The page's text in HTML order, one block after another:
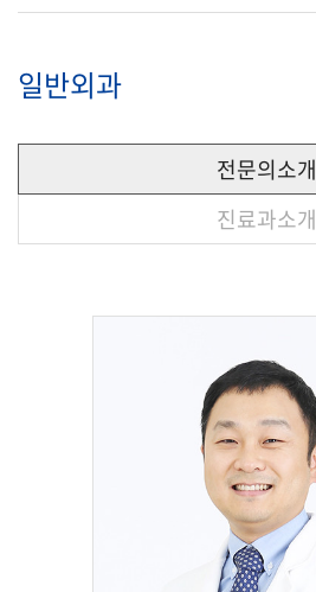
일반외과
전문의소개
진료과소개